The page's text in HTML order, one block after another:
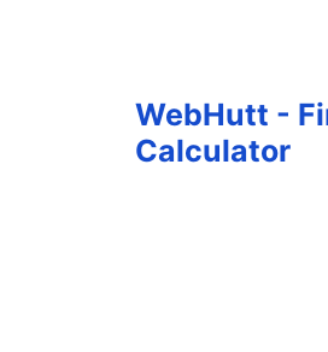
WebHutt -
Calculator